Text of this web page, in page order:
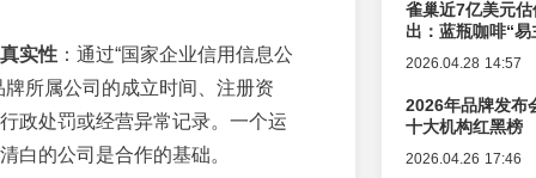
实性：通过“国家企业信用信息公
牌所属公司的成立时间、注册资
政处罚或经营异常记录。一个运
白的公司是合作的基础。
雀巢近7亿美元
出：蓝瓶咖啡“
2026.04.28 14:57
2026年品牌发布
十大机构红黑榜
2026.04.26 17:46